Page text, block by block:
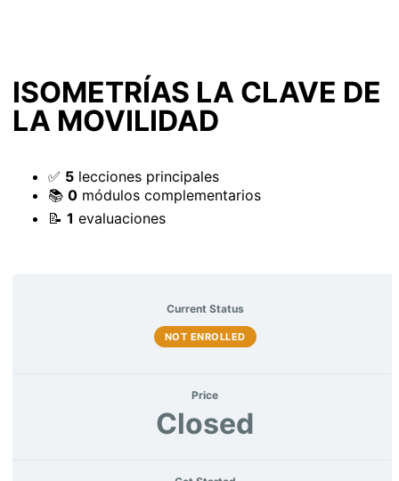
ISOMETRÍAS LA CLAVE DE
LA MOVILIDAD
✅ 5 lecciones principales
📚0 módulos complementarios
📝1 evaluaciones
Current Status
NOT ENROLLED
Price
Closed